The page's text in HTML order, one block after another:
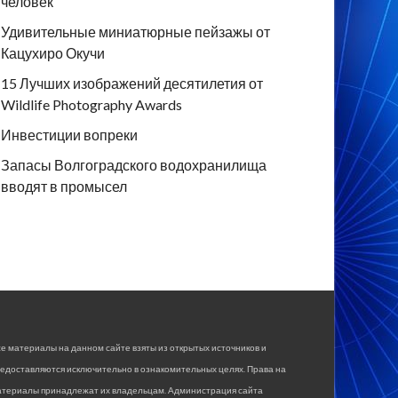
Удивительные миниатюрные пейзажы от
Кацухиро Окучи
15 Лучших изображений десятилетия от
Wildlife Photography Awards
Инвестиции вопреки
Запасы Волгоградского водохранилища
вводят в промысел
материалы на данном сайте взяты из открытых источников и
исключительно в ознакомительных целях. Права на
принадлежат их владельцам. Администрация сайта